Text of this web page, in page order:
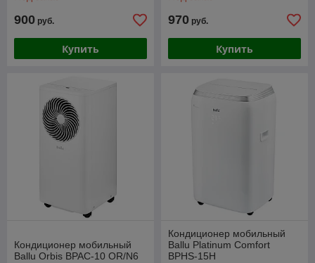
900 руб.
Купить
970 руб.
Купить
Кондиционер мобильный
Ballu Orbis BPAC-10 OR/N6
Кондиционер мобильный
Ballu Platinum Comfort
BPHS-15H